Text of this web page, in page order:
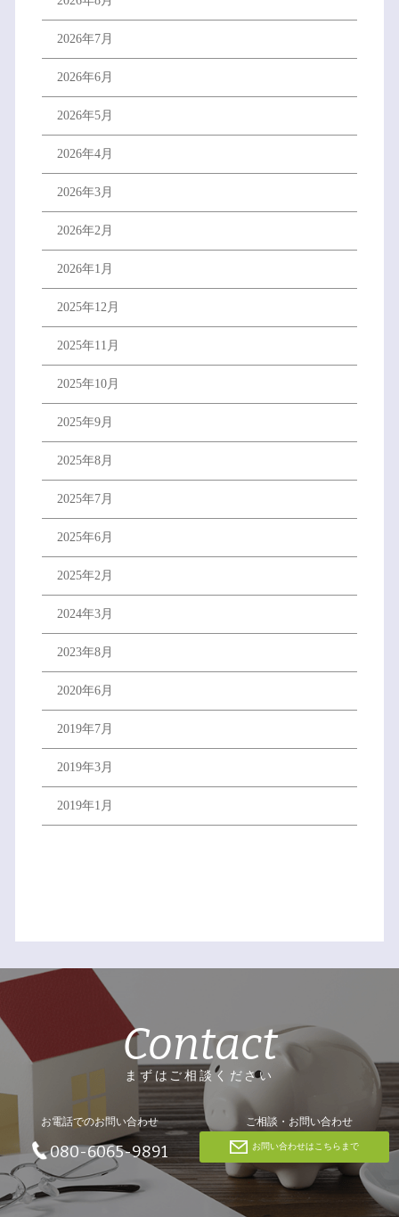
2026年7月
2026年6月
2026年5月
2026年4月
2026年3月
2026年2月
2026年1月
2025年12月
2025年11月
2025年10月
2025年9月
2025年8月
2025年7月
2025年6月
2025年2月
2024年3月
2023年8月
2020年6月
2019年7月
2019年3月
2019年1月
Contact
まずはご相談ください
お電話でのお問い合わせ
080-6065-9891
ご相談・お問い合わせ
お問い合わせはこちらまで